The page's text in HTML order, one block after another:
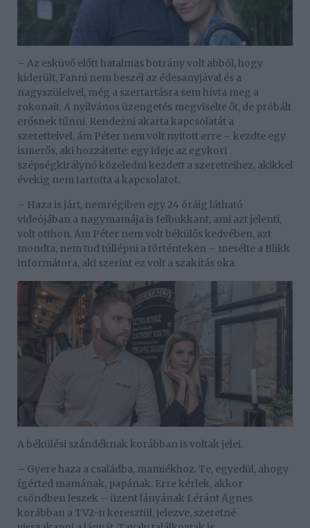
– Az esküvő előtt hatalmas botrány volt abból, hogy
kiderült, Fanni nem beszél az édesanyjával és a
nagyszüleivel, még a szertartásra sem hívta meg a
rokonait. A nyilvános üzengetés megviselte őt, de próbált
erősnek tűnni. Rendezni akarta kapcsolatát a
szeretteivel, ám Péter nem volt nyitott erre – kezdte egy
ismerős, aki hozzátette: egy ideje az egykori
szépségkirálynő közeledni kezdett a szeretteihez, akikkel
évekig nem tartotta a kapcsolatot.
– Haza is járt, nemrégiben egy 24 óráig látható
videójában a nagymamája is felbukkant, ami azt jelenti,
volt otthon. Ám Péter nem volt békülős kedvében, azt
mondta, nem tud túllépni a történteken – mesélte a Blikk
informátora, aki szerint ez volt a szakítás oka.
A békülési szándéknak korábban is voltak jelei.
– Gyere haza a családba, mamiékhoz. Te, egyedül, ahogy
ígérted mamának, papának. Erre kérlek, akkor
csöndben leszek – üzent lányának Léránt Ágnes
korábban a TV2-n keresztül, jelezve, szeretné